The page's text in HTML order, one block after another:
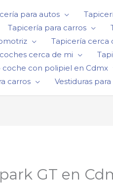
para autos
Tapicería para carros
Tapicería cerca
cerca de mi
coche con polipiel en Cdmx
carros
Vestiduras
GT en